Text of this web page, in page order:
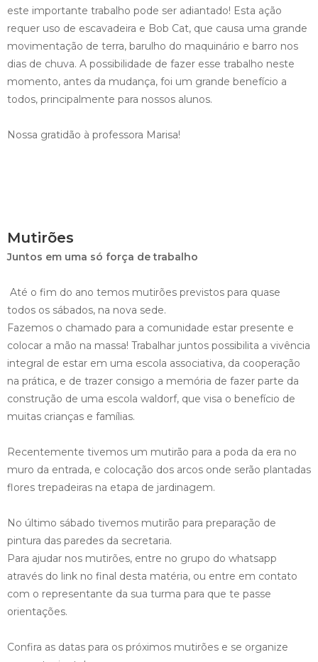
este importante trabalho pode ser adiantado! Esta ação
requer uso de escavadeira e Bob Cat, que causa uma grande
movimentação de terra, barulho do maquinário e barro nos
dias de chuva. A possibilidade de fazer esse trabalho neste
momento, antes da mudança, foi um grande benefício a
todos, principalmente para nossos alunos.
Nossa gratidão à professora Marisa!
Mutirões
Juntos em uma só força de trabalho
Até o fim do ano temos mutirões previstos para quase
todos os sábados, na nova sede.
Fazemos o chamado para a comunidade estar presente e
colocar a mão na massa! Trabalhar juntos possibilita a vivência
integral de estar em uma escola associativa, da cooperação
na prática, e de trazer consigo a memória de fazer parte da
construção de uma escola waldorf, que visa o benefício de
muitas crianças e famílias.
Recentemente tivemos um mutirão para a poda da era no
muro da entrada, e colocação dos arcos onde serão plantadas
flores trepadeiras na etapa de jardinagem.
No último sábado tivemos mutirão para preparação de
pintura das paredes da secretaria.
Para ajudar nos mutirões, entre no grupo do whatsapp
através do link no final desta matéria, ou entre em contato
com o representante da sua turma para que te passe
orientações.
Confira as datas para os próximos mutirões e se organize